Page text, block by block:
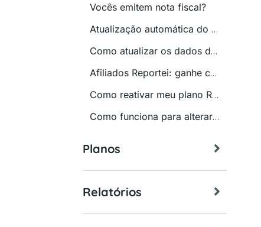
Vocês emitem nota fiscal?
Atualização automática do cartão de crédito
Como atualizar os dados do cartão para pagamento?
Afiliados Reportei: ganhe comissão por indicações!
Como reativar meu plano Reportei?
Como funciona para alterar a data de vencimento da assinatura no Reportei?
Planos
Relatórios